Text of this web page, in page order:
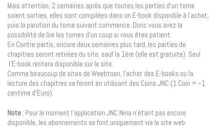
Mais attention, 2 semaines après que toutes les parties d’un tome
soient sorties, elles sont compilées dans un E-book disponible à l’achat,
puis la parution du tome suivant commence. Donc vous avez la
possibilité de lire les tomes d’un coup si vous êtes patient.
En Contre-partis, encore deux semaines plus tard, les parties de
chapitres seront retirées du site, sauf la 1ère (elle est gratuite). Seul
l’E-book restera disponible sur le site.
Comme beaucoup de sites de Weebtoon, l’achat des E-books ou la
lecture des chapitres se feront en utilisant des Coins JNC (1 Coin = ~1
centime d’Euro).
Note : Pour le moment l’application JNC Nina n’étant pas encore
disponible, les abonnements se font uniquement via le site web.